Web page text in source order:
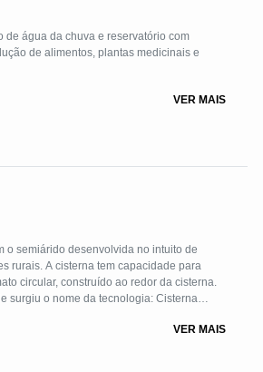
de água da chuva e reservatório com
de alimentos, plantas medicinais e
VER MAIS
o semiárido desenvolvida no intuito de
rurais. A cisterna tem capacidade para
circular, construído ao redor da cisterna.
surgiu o nome da tecnologia: Cisterna
VER MAIS